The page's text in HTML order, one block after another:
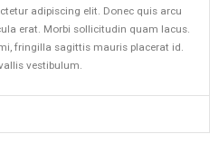
adipiscing elit. Donec quis arcu
erat. Morbi sollicitudin quam lacus.
fringilla sagittis mauris placerat id.
vestibulum.